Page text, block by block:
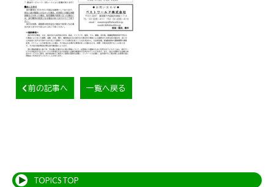
前の記事へ 一覧へ戻る
TOPICS TOP